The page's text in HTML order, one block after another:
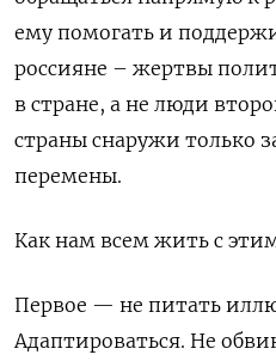
ему помогать и
россияне – жертвы
в стране, а не люди
страны снаружи только
перемены.
Как нам всем жить с
Первое — не питать
Адаптироваться. Не